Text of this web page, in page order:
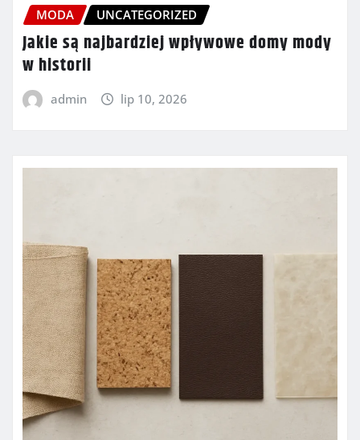
MODA UNCATEGORIZED
Jakie są najbardziej wpływowe domy mody
w historii
admin lip 10, 2026